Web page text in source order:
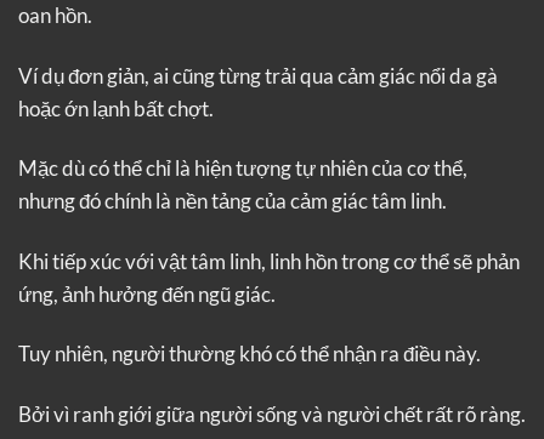
oan hồn.
Ví dụ đơn giản, ai cũng từng trải qua cảm giác nổi da gà
hoặc ớn lạnh bất chợt.
Mặc dù có thể chỉ là hiện tượng tự nhiên của cơ thể,
nhưng đó chính là nền tảng của cảm giác tâm linh.
Khi tiếp xúc với vật tâm linh, linh hồn trong cơ thể sẽ phản
ứng, ảnh hưởng đến ngũ giác.
Tuy nhiên, người thường khó có thể nhận ra điều này.
Bởi vì ranh giới giữa người sống và người chết rất rõ ràng.